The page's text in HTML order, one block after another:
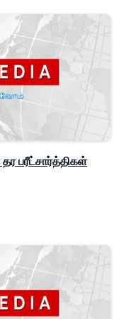
தர பரீட்சார்த்திகள்